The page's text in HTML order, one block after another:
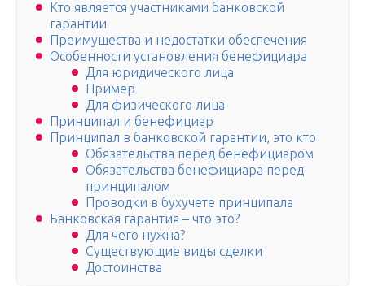
Кто является участниками банковской
гарантии
Преимущества и недостатки обеспечения
Особенности установления бенефициара
Для юридического лица
Пример
Для физического лица
Принципал и бенефициар
Принципал в банковской гарантии, это кто
Обязательства перед бенефициаром
Обязательства бенефициара перед
принципалом
Проводки в бухучете принципала
Банковская гарантия – что это?
Для чего нужна?
Существующие виды сделки
Достоинства